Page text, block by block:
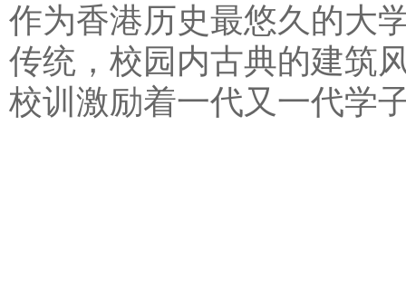
作为香港历史最悠久的大
传统，校园内古典的建筑
校训激励着一代又一代学